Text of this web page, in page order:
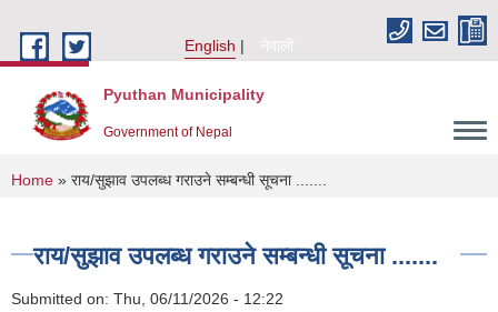
English
नेपाली
Pyuthan Municipality
Government of Nepal
You are here
Home » राय/सुझाव उपलब्ध गराउने सम्बन्धी सूचना .......
राय/सुझाव उपलब्ध गराउने सम्बन्धी सूचना .......
Submitted on: Thu, 06/11/2026 - 12:22